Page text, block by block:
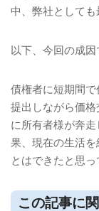
中、弊社としても
以下、今回の成因
債権者に短期間
提出しながら価
に所有者様が奔
果、現在の生活
とはできたと思っ
この記事に